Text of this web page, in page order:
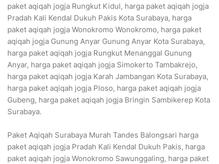
paket aqiqah jogja Rungkut Kidul, harga paket aqiqah jogja
Pradah Kali Kendal Dukuh Pakis Kota Surabaya, harga
paket aqiqah jogja Wonokromo Wonokromo, harga paket
aqiqah jogja Gunung Anyar Gunung Anyar Kota Surabaya,
harga paket aqiqah jogja Rungkut Menanggal Gunung
Anyar, harga paket aqiqah jogja Simokerto Tambakrejo,
harga paket aqiqah jogja Karah Jambangan Kota Surabaya,
harga paket aqiqah jogja Ploso, harga paket aqiqah jogja
Gubeng, harga paket aqiqah jogja Bringin Sambikerep Kota
Surabaya.
Paket Aqiqah Surabaya Murah Tandes Balongsari harga
paket aqiqah jogja Pradah Kali Kendal Dukuh Pakis, harga
paket aqiqah jogja Wonokromo Sawunggaling, harga paket